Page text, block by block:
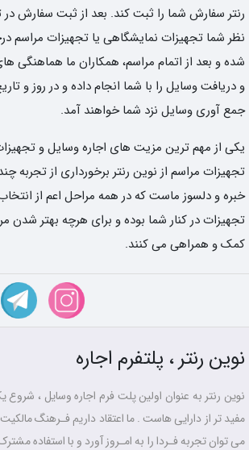
رنتر سفارش شما را ثبت کند. بعد از ثبت سفارش
نظر شما تجهیزات نمایشگاهی یا تجهیزات مراسم
شده و بعد از اتمام مراسم، همکاران ما هماهنگی
و دریافت وسایل را با شما انجام داده و در روز و
جمع آوری وسایل نزد شما خواهند آمد.
یکی از مهم ترین مزیت های اجاره وسایل و
تجهیزات مراسم از نوین رنتر برخورداری از تجربه
خبره و دلسوز ماست که در همه مراحل اعم از
تجهیزات در کنار شما بوده و برای هرچه بهتر شدن
کمک و همراهی می کنند.
نوین رنتر ، پلتفرم اجاره
نوین رنتر به عنوان اولین پلت فرم اجاره وسایل ، شروع
مفید تر از دارایی هاست . ما اعتقاد داریم فـرهنگ مالکیت
می توان تجربه فـردا را به امـروز آورد و با استفاده